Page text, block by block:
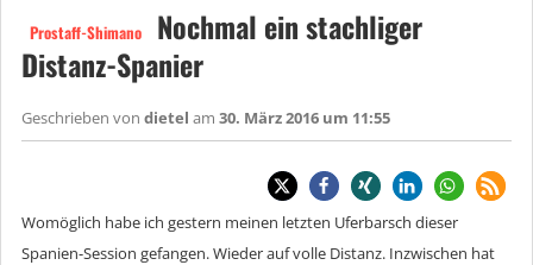
Prostaff-Shimano
Nochmal ein stachliger
Distanz-Spanier
Geschrieben von dietel am 30. März 2016 um 11:55
Womöglich habe ich gestern meinen letzten Uferbarsch dieser
Spanien-Session gefangen. Wieder auf volle Distanz. Inzwischen hat